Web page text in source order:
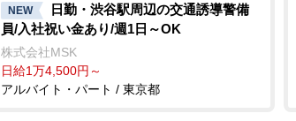
NEW
日勤・渋谷駅周辺の交通誘導警備
員/入社祝い金あり/週1日～OK
株式会社MSK
日給1万4,500円～
アルバイト・パート / 東京都